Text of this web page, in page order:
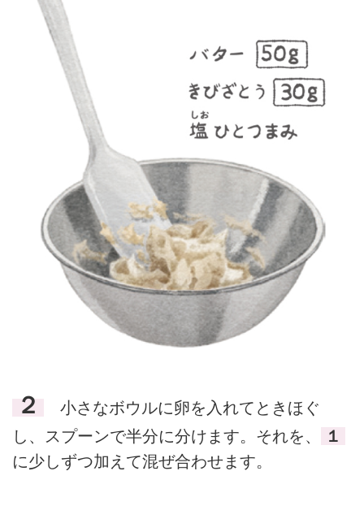
２
小さなボウルに卵を入れてときほぐ
し、スプーンで半分に分けます。それを、
１
に少しずつ加えて混ぜ合わせます。